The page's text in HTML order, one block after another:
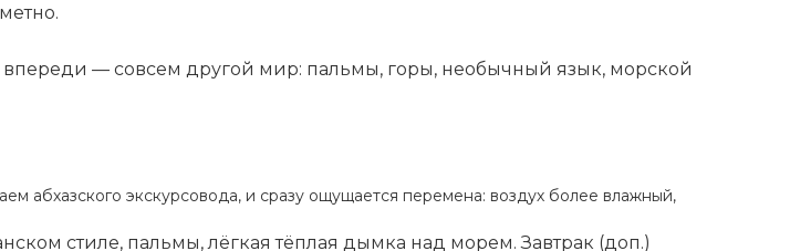
впереди — совсем другой мир: пальмы, горы, необычный язык, морской
абхазского экскурсовода, и сразу ощущается перемена: воздух более влажный,
стиле, пальмы, лёгкая тёплая дымка над морем. Завтрак (доп.)